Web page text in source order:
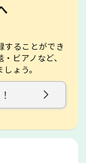
することができ
ビアノなど、
ょう。